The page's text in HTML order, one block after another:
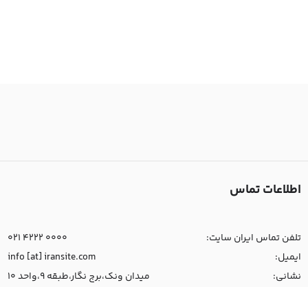
اطلاعات تماس
تلفن تماس ایران سایت:
021 4222 0000
ایمیل:
info [at] iransite.com
نشانی:
میدان ونک،برج نگار،طبقه 9،واحد 10